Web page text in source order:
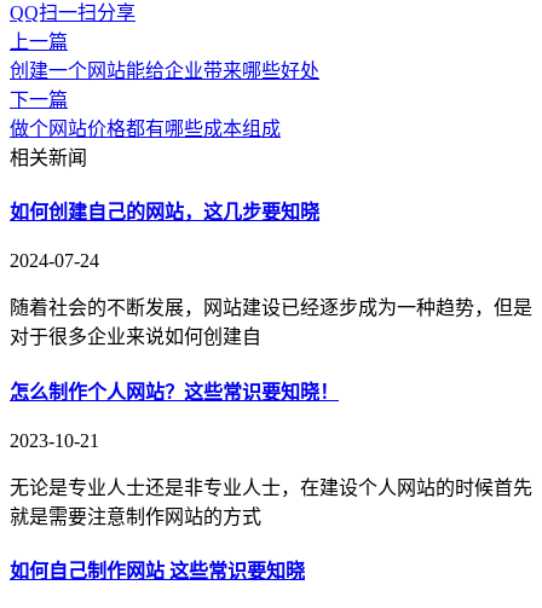
QQ扫一扫分享
上一篇
创建一个网站能给企业带来哪些好处
下一篇
做个网站价格都有哪些成本组成
相关新闻
如何创建自己的网站，这几步要知晓
2024-07-24
随着社会的不断发展，网站建设已经逐步成为一种趋势，但是
对于很多企业来说如何创建自
怎么制作个人网站？这些常识要知晓！
2023-10-21
无论是专业人士还是非专业人士，在建设个人网站的时候首先
就是需要注意制作网站的方式
如何自己制作网站 这些常识要知晓